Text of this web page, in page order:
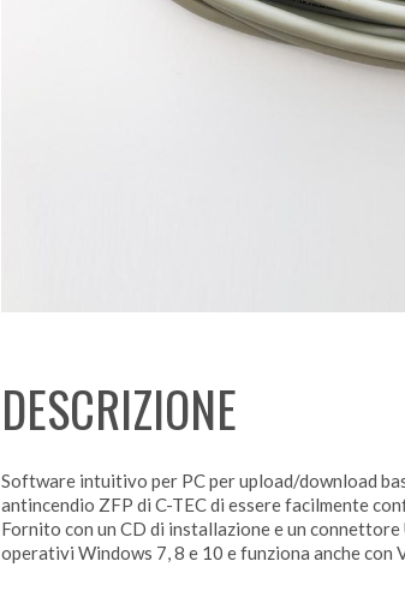
DESCRIZIONE
Software intuitivo per PC per upload/download
antincendio ZFP di C-TEC di essere facilmente
Fornito con un CD di installazione e un
operativi Windows 7, 8 e 10 e funziona anche con